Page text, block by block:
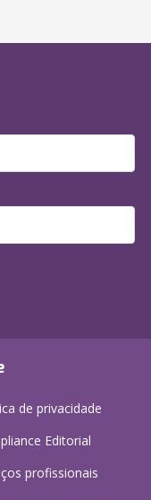
de privacidade
Editorial
profissionais